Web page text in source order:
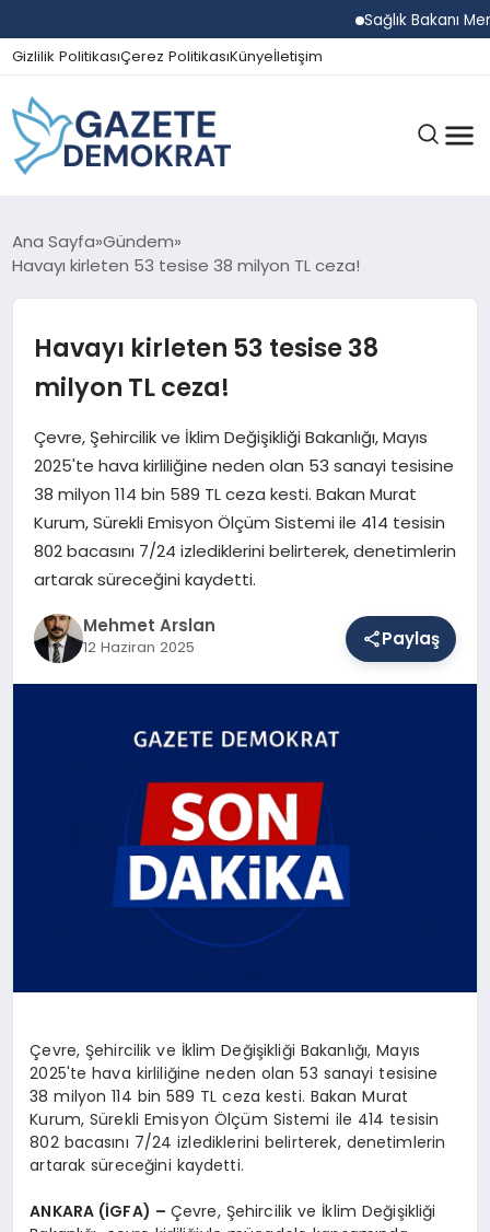
Sağlık Bakanı
Gizlilik PolitikasıÇerez PolitikasıKünyeİletişim
GÜNDEM
SPOR
SAĞLIK
EĞITIM
Ana Sayfa Gündem
Havayı kirleten 53 tesise 38 milyon TL ceza!
Havayı kirleten 53 tesise 38
milyon TL ceza!
Çevre, Şehircilik ve İklim Değişikliği Bakanlığı, Mayıs
2025'te hava kirliliğine neden olan 53 sanayi tesisine
38 milyon 114 bin 589 TL ceza kesti. Bakan Murat
Kurum, Sürekli Emisyon Ölçüm Sistemi ile 414 tesisin
802 bacasını 7/24 izlediklerini belirterek, denetimlerin
artarak süreceğini kaydetti.
Mehmet Arslan
12 Haziran 2025 Paylaş
Çevre, Şehircilik ve İklim Değişikliği Bakanlığı, Mayıs
2025'te hava kirliliğine neden olan 53 sanayi tesisine
38 milyon 114 bin 589 TL ceza kesti. Bakan Murat
Kurum, Sürekli Emisyon Ölçüm Sistemi ile 414 tesisin
802 bacasını 7/24 izlediklerini belirterek, denetimlerin
artarak süreceğini kaydetti.
ANKARA (İGFA) – Çevre, Şehircilik ve İklim Değişikliği